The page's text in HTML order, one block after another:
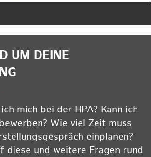
UM DEINE
mich bei der HPA? Kann ich
Wie viel Zeit muss
einplanen?
diese und weitere Fragen rund